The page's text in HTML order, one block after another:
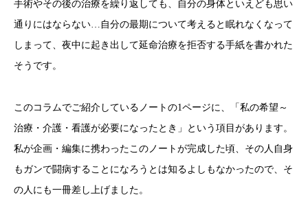
手術やその後の治療を繰り返しても、自分の身体といえども思い
通りにはならない…自分の最期について考えると眠れなくなって
しまって、夜中に起き出して延命治療を拒否する手紙を書かれた
そうです。
このコラムでご紹介しているノートの1ページに、「私の希望～
治療・介護・看護が必要になったとき」という項目があります。
私が企画・編集に携わったこのノートが完成した頃、その人自身
もガンで闘病することになろうとは知るよしもなかったので、そ
の人にも一冊差し上げました。